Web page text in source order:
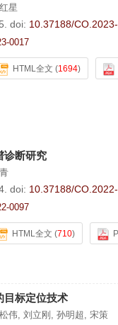
星
doi: 10.37188/
0017
HTML全文 (1694)
诊断研究
doi: 10.37188/
0097
HTML全文 (710)
目标定位技术
伟, 刘立刚 , 孙明超, 宋策